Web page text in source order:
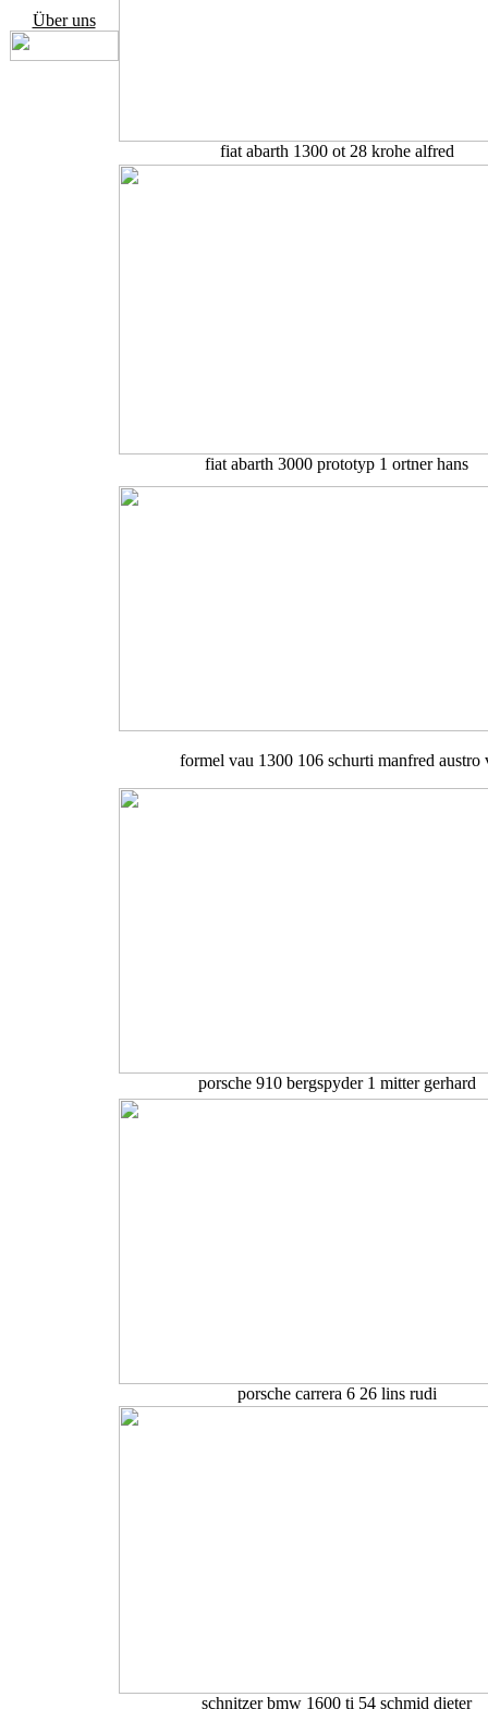
Über uns
fiat abarth 1300 ot 28 krohe alfred
fiat abarth 3000 prototyp 1 ortner hans
formel vau 1300 106 schurti manfred austro
porsche 910 bergspyder 1 mitter gerhard
porsche carrera 6 26 lins rudi
schnitzer bmw 1600 ti 54 schmid dieter